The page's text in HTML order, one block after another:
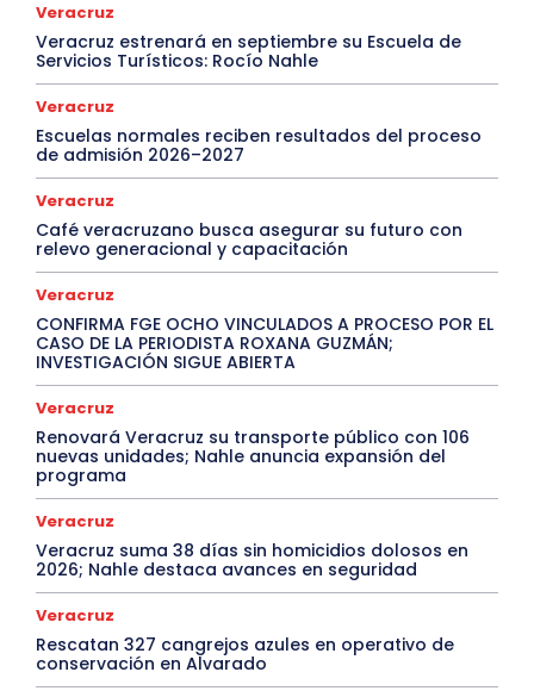
Veracruz
Veracruz estrenará en septiembre su Escuela de
Servicios Turísticos: Rocío Nahle
Veracruz
Escuelas normales reciben resultados del proceso
de admisión 2026–2027
Veracruz
Café veracruzano busca asegurar su futuro con
relevo generacional y capacitación
Veracruz
CONFIRMA FGE OCHO VINCULADOS A PROCESO POR EL
CASO DE LA PERIODISTA ROXANA GUZMÁN;
INVESTIGACIÓN SIGUE ABIERTA
Veracruz
Renovará Veracruz su transporte público con 106
nuevas unidades; Nahle anuncia expansión del
programa
Veracruz
Veracruz suma 38 días sin homicidios dolosos en
2026; Nahle destaca avances en seguridad
Veracruz
Rescatan 327 cangrejos azules en operativo de
conservación en Alvarado